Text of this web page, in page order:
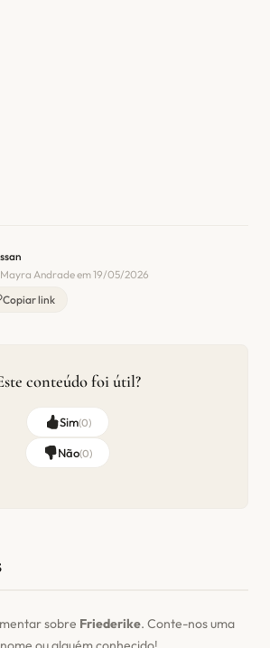
Andrade em 19/05/2026
Copiar link
conteúdo foi útil?
Sim(0)
Não(0)
sobre Friederike. Conte-nos uma